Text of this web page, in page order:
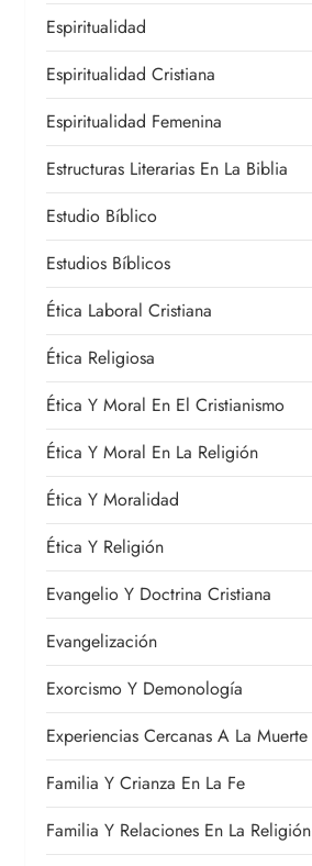
Espiritualidad
Espiritualidad Cristiana
Espiritualidad Femenina
Estructuras Literarias En La Biblia
Estudio Bíblico
Estudios Bíblicos
Ética Laboral Cristiana
Ética Religiosa
Ética Y Moral En El Cristianismo
Ética Y Moral En La Religión
Ética Y Moralidad
Ética Y Religión
Evangelio Y Doctrina Cristiana
Evangelización
Exorcismo Y Demonología
Experiencias Cercanas A La Muerte
Familia Y Crianza En La Fe
Familia Y Relaciones En La Religión